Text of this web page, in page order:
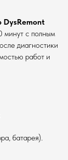
DysRemont
минут с полным
диагностики
работ и
батарея).